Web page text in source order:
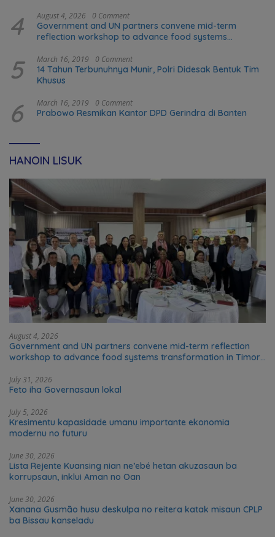
4 August 4, 2026 0 Comment
Government and UN partners convene mid-term
reflection workshop to advance food systems
5 March 16, 2019 0 Comment
14 Tahun Terbunuhnya Munir, Polri Didesak Bentuk Tim
Khusus
6 March 16, 2019 0 Comment
Prabowo Resmikan Kantor DPD Gerindra di Banten
HANOIN LISUK
August 4, 2026
Government and UN partners convene mid-term reflection
workshop to advance food systems transformation in Timor-
July 31, 2026
Feto iha Governasaun lokal
July 5, 2026
Kresimentu kapasidade umanu importante ekonomia
modernu no futuru
June 30, 2026
Lista Rejente Kuansing nian ne’ebé hetan akuzasaun ba
korrupsaun, inklui Aman no Oan
June 30, 2026
Xanana Gusmão husu deskulpa no reitera katak misaun CPLP
ba Bissau kanseladu